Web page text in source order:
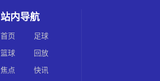
站内导航
首页 足球
篮球 回放
焦点 快讯